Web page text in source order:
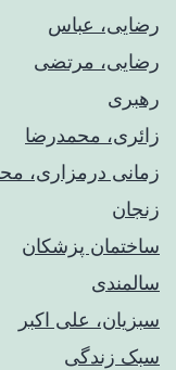
رضایی، عباس
رضایی، مرتضی
رهبری
زائری، محمدرضا
زمانی درمزاری،
زنجان
ساختمان پزشکان
سالمندی
سبزیان، علی اکبر
سبک زندگی